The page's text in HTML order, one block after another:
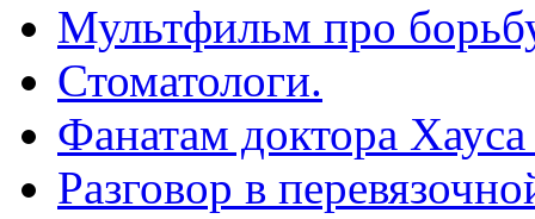
Мультфильм про
Стоматологи.
Фанатам доктора
Разговор в